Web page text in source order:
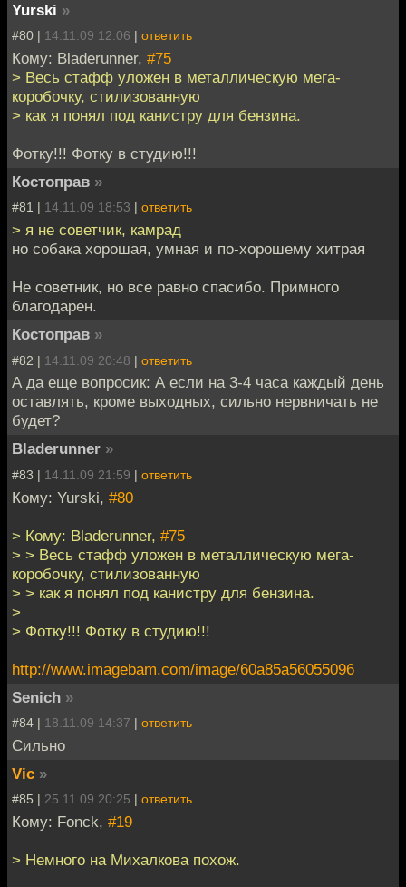
Yurski »
#80 | 14.11.09 12:06 | ответить
Кому: Bladerunner, #75
> Весь стафф уложен в металлическую мега-
коробочку, стилизованную
> как я понял под канистру для бензина.
Фотку!!! Фотку в студию!!!
Костоправ »
#81 | 14.11.09 18:53 | ответить
> я не советчик, камрад
но собака хорошая, умная и по-хорошему хитрая
Не советник, но все равно спасибо. Примного
благодарен.
Костоправ »
#82 | 14.11.09 20:48 | ответить
А да еще вопросик: А если на 3-4 часа каждый день
оставлять, кроме выходных, сильно нервничать не
будет?
Bladerunner »
#83 | 14.11.09 21:59 | ответить
Кому: Yurski, #80
> Кому: Bladerunner, #75
> > Весь стафф уложен в металлическую мега-
коробочку, стилизованную
> > как я понял под канистру для бензина.
>
> Фотку!!! Фотку в студию!!!
http://www.imagebam.com/image/60a85a56055096
Senich »
#84 | 18.11.09 14:37 | ответить
Сильно
Vic »
#85 | 25.11.09 20:25 | ответить
Кому: Fonck, #19
> Немного на Михалкова похож.